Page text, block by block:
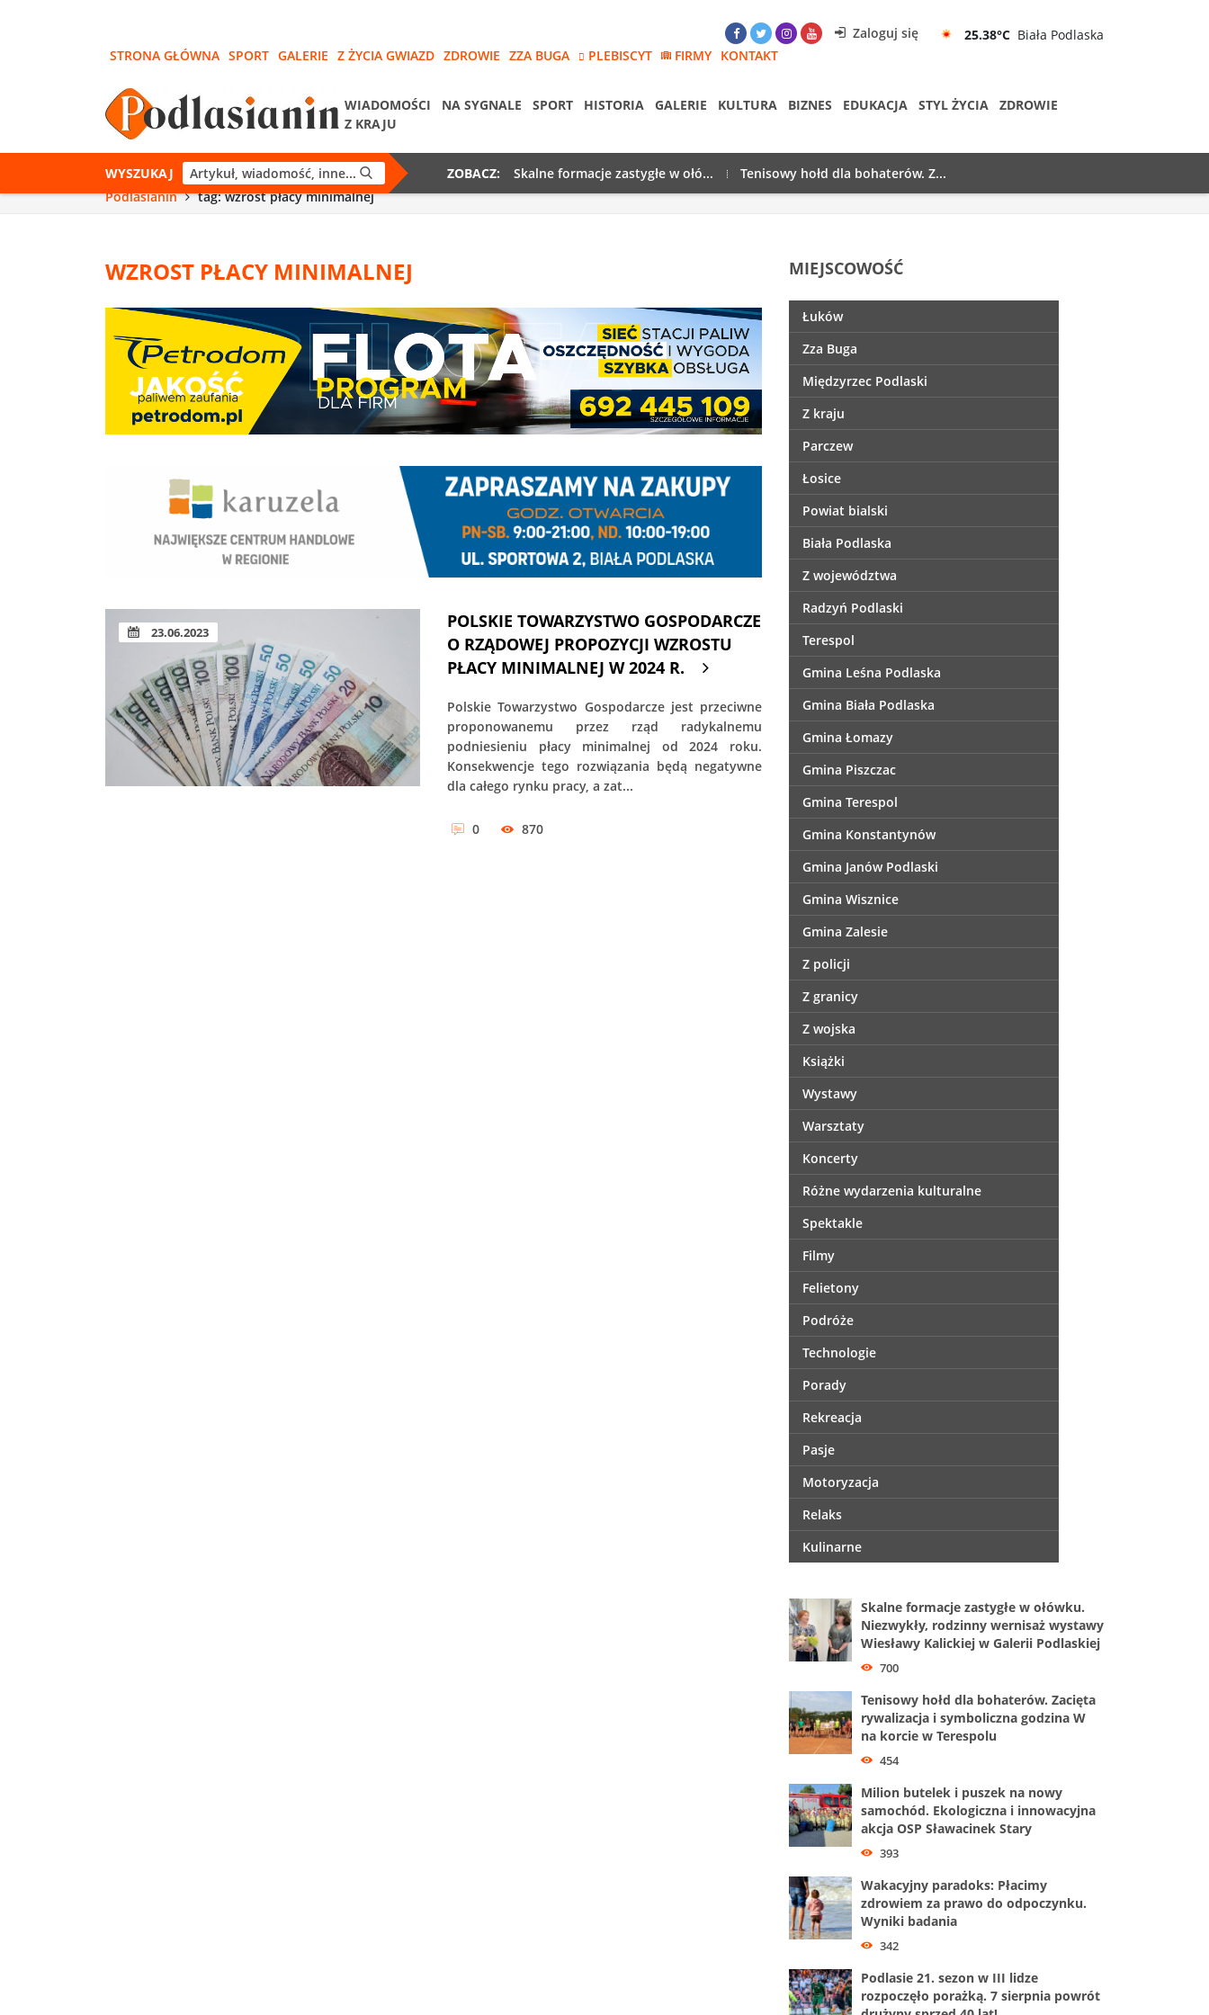
Zaloguj się 25.38°C Biała Podlaska
STRONA GŁÓWNA SPORT GALERIE Z ŻYCIA GWIAZD ZDROWIE ZZA BUGA PLEBISCYT FIRMY KONTAKT
WIADOMOŚCI NA SYGNALE SPORT HISTORIA GALERIE KULTURA BIZNES EDUKACJA STYL ŻYCIA
ZDROWIE
Z KRAJU
WYSZUKAJ ZOBACZ: Skalne formacje zastygłe w ołó...
Tenisowy hołd dla bohaterów. Z...
Podlasianin
tag: wzrost płacy minimalnej
WZROST PŁACY MINIMALNEJ
23.06.2023
POLSKIE TOWARZYSTWO GOSPODARCZE
O RZĄDOWEJ PROPOZYCJI WZROSTU
PŁACY MINIMALNEJ W 2024 R.
Polskie Towarzystwo Gospodarcze jest przeciwne
proponowanemu przez rząd radykalnemu
podniesieniu płacy minimalnej od 2024 roku.
Konsekwencje tego rozwiązania będą negatywne
dla całego rynku pracy, a zat...
0 870
MIEJSCOWOŚĆ
Łuków
Zza Buga
Międzyrzec Podlaski
Z kraju
Parczew
Łosice
Powiat bialski
Biała Podlaska
Z województwa
Radzyń Podlaski
Terespol
Gmina Leśna Podlaska
Gmina Biała Podlaska
Gmina Łomazy
Gmina Piszczac
Gmina Terespol
Gmina Konstantynów
Gmina Janów Podlaski
Gmina Wisznice
Gmina Zalesie
Z policji
Z granicy
Z wojska
Książki
Wystawy
Warsztaty
Koncerty
Różne wydarzenia kulturalne
Spektakle
Filmy
Felietony
Podróże
Technologie
Porady
Rekreacja
Pasje
Motoryzacja
Relaks
Kulinarne
Skalne formacje zastygłe w ołówku.
Niezwykły, rodzinny wernisaż wystawy
Wiesławy Kalickiej w Galerii Podlaskiej
700
Tenisowy hołd dla bohaterów. Zacięta
rywalizacja i symboliczna godzina W
na korcie w Terespolu
454
Milion butelek i puszek na nowy
samochód. Ekologiczna i innowacyjna
akcja OSP Sławacinek Stary
393
Wakacyjny paradoks: Płacimy
zdrowiem za prawo do odpoczynku.
Wyniki badania
342
Podlasie 21. sezon w III lidze
rozpoczęło porażką. 7 sierpnia powrót